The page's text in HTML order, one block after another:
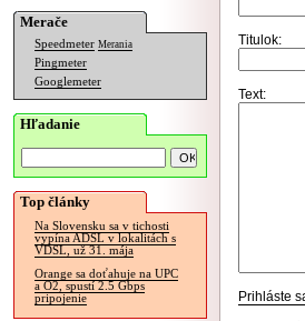
Merače
Speedmeter Merania
Pingmeter
Googlemeter
Hľadanie
Top články
Na Slovensku sa v tichosti
vypína ADSL v lokalitách s
VDSL, už 31. mája
Orange sa doťahuje na UPC
a O2, spustí 2.5 Gbps
pripojenie
Titulok:
Text:
Prihláste